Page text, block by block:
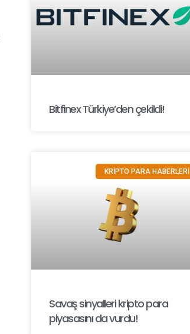
Bitfinex Türkiye’den çekildi!
KRİPTO PARA HABERLERİ
Savaş sinyalleri kripto para
piyasasını da vurdu!